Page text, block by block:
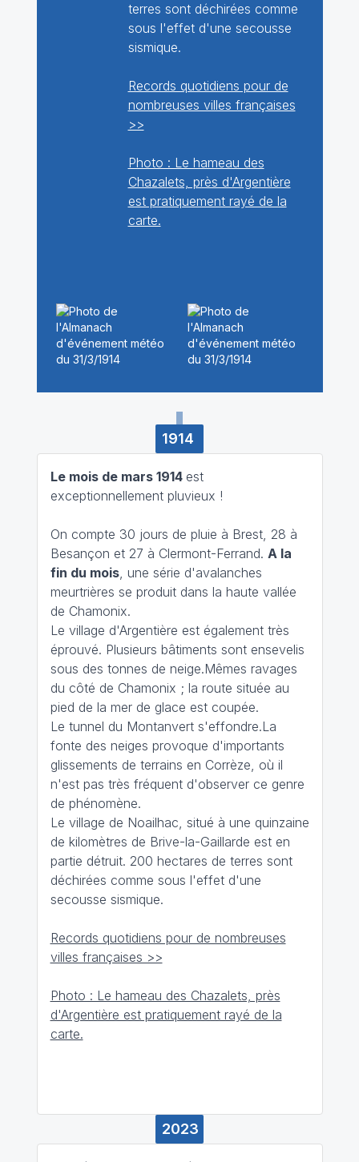
terres sont déchirées comme
sous l'effet d'une secousse
sismique.
Records quotidiens pour de
nombreuses villes françaises
>>
Photo : Le hameau des
Chazalets, près d'Argentière
est pratiquement rayé de la
carte.
1914
Le mois de mars 1914 est
exceptionnellement pluvieux !
On compte 30 jours de pluie à Brest, 28 à
Besançon et 27 à Clermont-Ferrand. A la
fin du mois, une série d'avalanches
meurtrières se produit dans la haute vallée
de Chamonix.
Le village d'Argentière est également très
éprouvé. Plusieurs bâtiments sont ensevelis
sous des tonnes de neige.Mêmes ravages
du côté de Chamonix ; la route située au
pied de la mer de glace est coupée.
Le tunnel du Montanvert s'effondre.La
fonte des neiges provoque d'importants
glissements de terrains en Corrèze, où il
n'est pas très fréquent d'observer ce genre
de phénomène.
Le village de Noailhac, situé à une quinzaine
de kilomètres de Brive-la-Gaillarde est en
partie détruit. 200 hectares de terres sont
déchirées comme sous l'effet d'une
secousse sismique.
Records quotidiens pour de nombreuses
villes françaises >>
Photo : Le hameau des Chazalets, près
d'Argentière est pratiquement rayé de la
carte.
2023